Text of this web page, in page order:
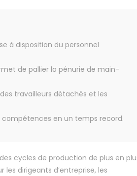
à disposition du personnel
de pallier la pénurie de main-
travailleurs détachés et les
en un temps record.
cycles de production de plus en
dirigeants d’entreprise, les